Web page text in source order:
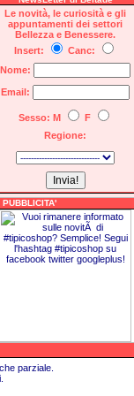
Le novità, le curiosità e gli
appuntamenti dei settori
Bellezza e Benessere.
Insert:
Canc:
Nome:
Email:
Sesso: M
F
Regione:
PUBBLICITA'
parziale.